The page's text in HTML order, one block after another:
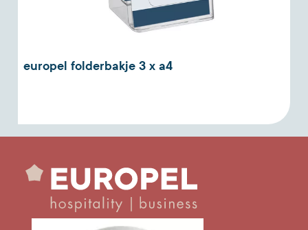
europel folderbakje 3 x a4